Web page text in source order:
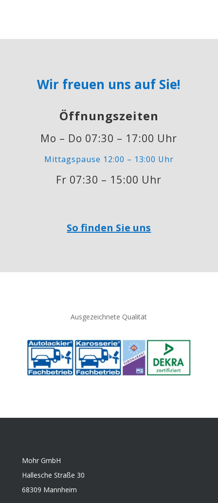
Wir freuen uns auf Sie!
Öffnungszeiten
Mo – Do 07:30 – 17:00 Uhr
Mittagspause 12:00 – 13:00 Uhr
Fr 07:30 – 15:00 Uhr
So finden Sie uns
Ausgezeichnete Qualität
Mohr GmbH
Hallesche Straße 30
68309 Mannheim